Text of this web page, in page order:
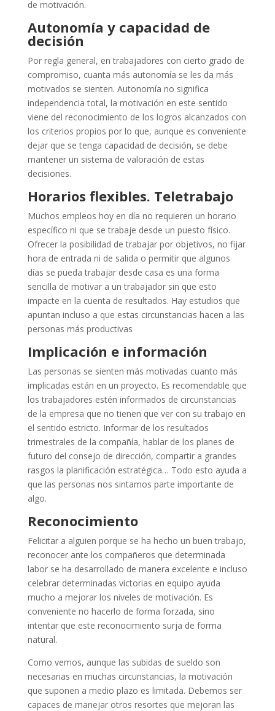
de motivación.
Autonomía y capacidad de
decisión
Por regla general, en trabajadores con cierto grado de
compromiso, cuanta más autonomía se les da más
motivados se sienten. Autonomía no significa
independencia total, la motivación en este sentido
viene del reconocimiento de los logros alcanzados con
los criterios propios por lo que, aunque es conveniente
dejar que se tenga capacidad de decisión, se debe
mantener un sistema de valoración de estas
decisiones.
Horarios flexibles. Teletrabajo
Muchos empleos hoy en día no requieren un horario
específico ni que se trabaje desde un puesto físico.
Ofrecer la posibilidad de trabajar por objetivos, no fijar
hora de entrada ni de salida o permitir que algunos
días se pueda trabajar desde casa es una forma
sencilla de motivar a un trabajador sin que esto
impacte en la cuenta de resultados. Hay estudios que
apuntan incluso a que estas circunstancias hacen a las
personas más productivas
Implicación e información
Las personas se sienten más motivadas cuanto más
implicadas están en un proyecto. Es recomendable que
los trabajadores estén informados de circunstancias
de la empresa que no tienen que ver con su trabajo en
el sentido estricto. Informar de los resultados
trimestrales de la compañía, hablar de los planes de
futuro del consejo de dirección, compartir a grandes
rasgos la planificación estratégica… Todo esto ayuda a
que las personas nos sintamos parte importante de
algo.
Reconocimiento
Felicitar a alguien porque se ha hecho un buen trabajo,
reconocer ante los compañeros que determinada
labor se ha desarrollado de manera excelente e incluso
celebrar determinadas victorias en equipo ayuda
mucho a mejorar los niveles de motivación. Es
conveniente no hacerlo de forma forzada, sino
intentar que este reconocimiento surja de forma
natural.
Como vemos, aunque las subidas de sueldo son
necesarias en muchas circunstancias, la motivación
que suponen a medio plazo es limitada. Debemos ser
capaces de manejar otros resortes que mejoran las